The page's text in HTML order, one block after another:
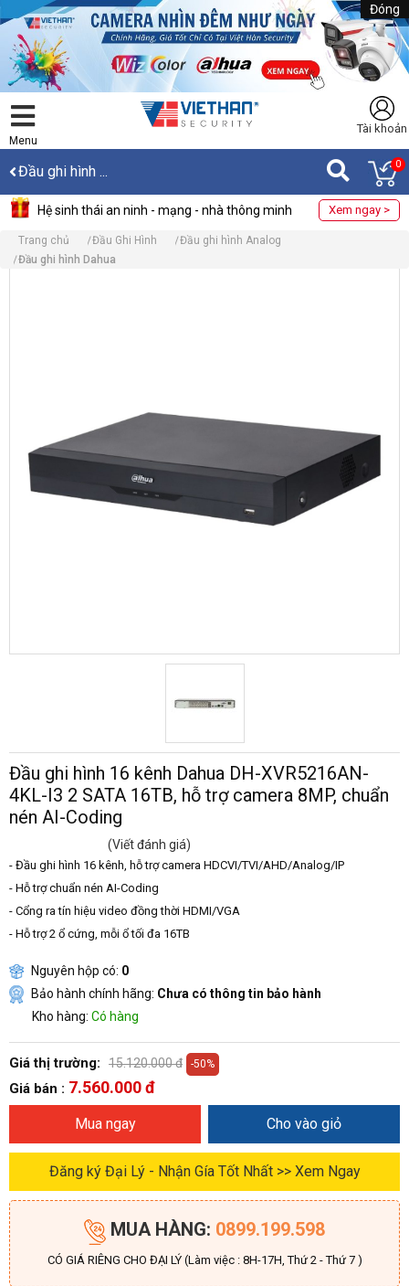
Đóng
Menu
Tài khoản
Đầu ghi hình ... 0
Hệ sinh thái an ninh - mạng - nhà thông minh Xem ngay >
Trang chủ Đầu Ghi Hình
Đầu ghi hình Analog
Đầu ghi hình Dahua
Đầu ghi hình 16 kênh Dahua DH-XVR5216AN-
4KL-I3 2 SATA 16TB, hỗ trợ camera 8MP, chuẩn
nén AI-Coding
(Viết đánh giá)
- Đầu ghi hình 16 kênh, hỗ trợ camera HDCVI/TVI/AHD/Analog/IP
- Hỗ trợ chuẩn nén AI-Coding
- Cổng ra tín hiệu video đồng thời HDMI/VGA
- Hỗ trợ 2 ổ cứng, mỗi ổ tối đa 16TB
Nguyên hộp có: 0
Bảo hành chính hãng: Chưa có thông tin bảo hành
Kho hàng: Có hàng
Giá thị trường: 15.120.000 đ -50%
Giá bán : 7.560.000 đ
Mua ngay Cho vào giỏ
Đăng ký Đại Lý - Nhận Gía Tốt Nhất >> Xem Ngay
MUA HÀNG: 0899.199.598
CÓ GIÁ RIÊNG CHO ĐẠI LÝ (Làm việc : 8H-17H, Thứ 2 - Thứ 7 )